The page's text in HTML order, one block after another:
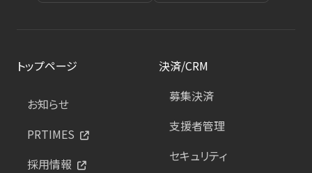
トップページ
お知らせ
PRTIMES
採用情報
決済/CRM
募集決済
支援者管理
セキュリティ